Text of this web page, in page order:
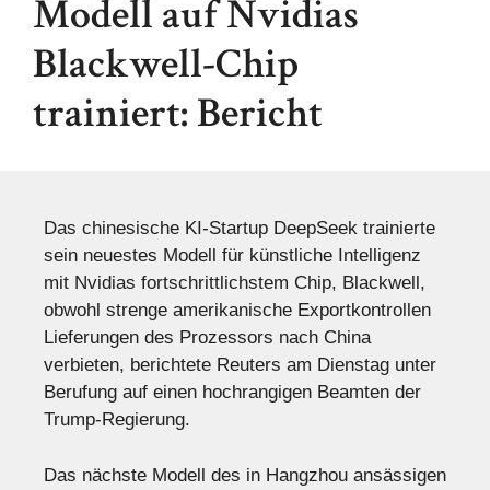
Modell auf Nvidias
Blackwell-Chip
trainiert: Bericht
Das chinesische KI-Startup DeepSeek trainierte
sein neuestes Modell für künstliche Intelligenz
mit Nvidias fortschrittlichstem Chip, Blackwell,
obwohl strenge amerikanische Exportkontrollen
Lieferungen des Prozessors nach China
verbieten, berichtete Reuters am Dienstag unter
Berufung auf einen hochrangigen Beamten der
Trump-Regierung.
Das nächste Modell des in Hangzhou ansässigen